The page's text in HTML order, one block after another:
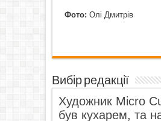
Фото: Олі Дмитрів
Вибір редакції
Художник Micro
був кухарем, та